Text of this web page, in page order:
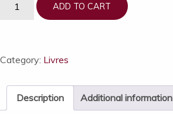
et
l'Ain,
Quatre
ADD TO CART
Category: Livres
Description Additional information